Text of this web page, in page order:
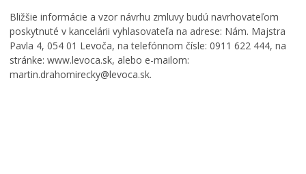
Bližšie informácie a vzor návrhu zmluvy budú navrhovateľom
poskytnuté v kancelárii vyhlasovateľa na adrese: Nám. Majstra
Pavla 4, 054 01 Levoča, na telefónnom čísle: 0911 622 444, na
stránke: www.levoca.sk, alebo e-mailom:
martin.drahomirecky@levoca.sk.